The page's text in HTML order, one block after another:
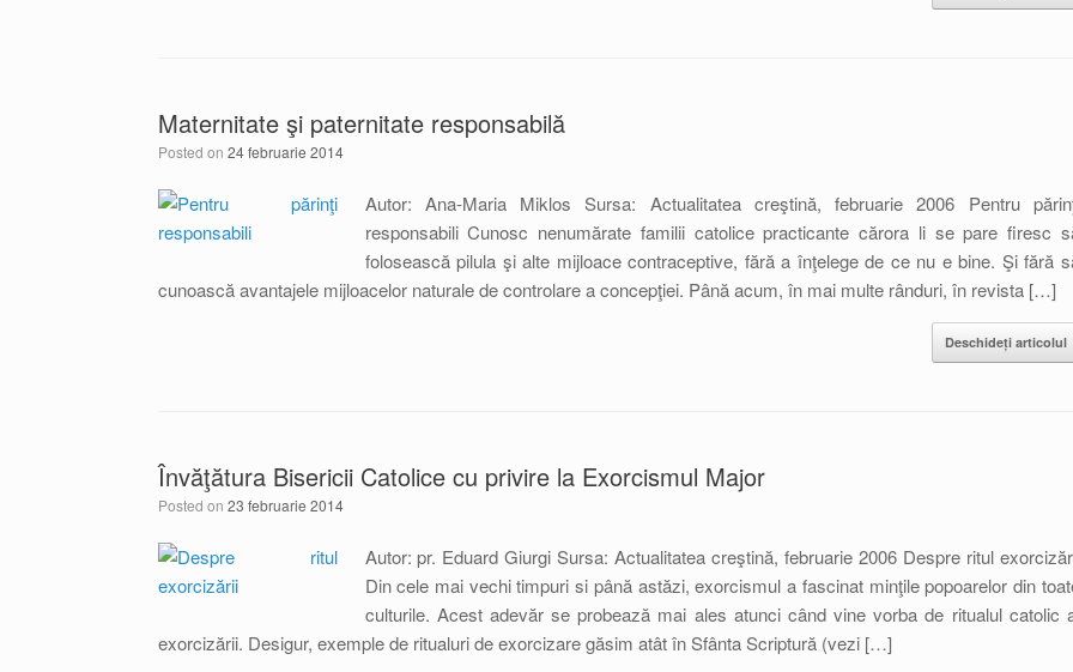
Maternitate şi paternitate responsabilă
Posted on 24 februarie 2014
Autor: Ana-Maria Miklos Sursa: Actualitatea creştină, februarie 2006 Pentru
responsabili Cunosc nenumărate familii catolice practicante cărora li se pare firesc
folosească pilula şi alte mijloace contraceptive, fără a înţelege de ce nu e bine. Şi fără
cunoască avantajele mijloacelor naturale de controlare a concepţiei. Până acum, în mai multe rânduri, în revista […]
Deschideți articolul
Învăţătura Bisericii Catolice cu privire la Exorcismul Major
Posted on 23 februarie 2014
Autor: pr. Eduard Giurgi Sursa: Actualitatea creştină, februarie 2006 Despre ritul
Din cele mai vechi timpuri si până astăzi, exorcismul a fascinat minţile popoarelor din
culturile. Acest adevăr se probează mai ales atunci când vine vorba de ritualul catolic
exorcizării. Desigur, exemple de ritualuri de exorcizare găsim atât în Sfânta Scriptură (vezi […]